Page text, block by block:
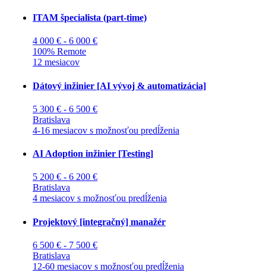
ITAM špecialista (part-time)
4 000 € - 6 000 €
100% Remote
12 mesiacov
Dátový inžinier [AI vývoj & automatizácia]
5 300 € - 6 500 €
Bratislava
4-16 mesiacov s možnosťou predĺženia
AI Adoption inžinier [Testing]
5 200 € - 6 200 €
Bratislava
4 mesiacov s možnosťou predĺženia
Projektový [integračný] manažér
6 500 € - 7 500 €
Bratislava
12-60 mesiacov s možnosťou predĺženia